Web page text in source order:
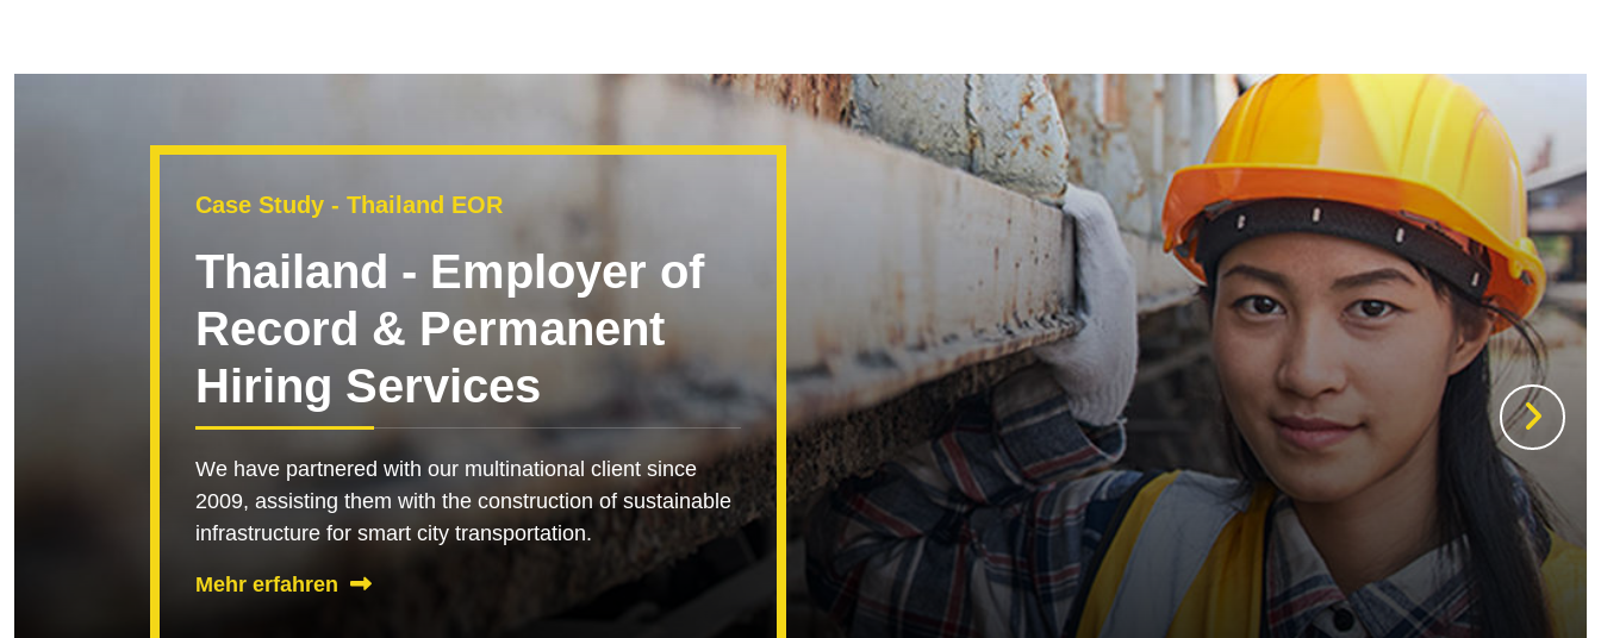
Case Study - Thailand EOR
Thailand - Employer of
Record & Permanent
Hiring Services
We have partnered with our multinational client since
2009, assisting them with the construction of sustainable
infrastructure for smart city transportation.
Mehr erfahren